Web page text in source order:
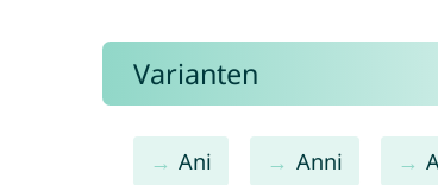
Varianten
Ani Anni